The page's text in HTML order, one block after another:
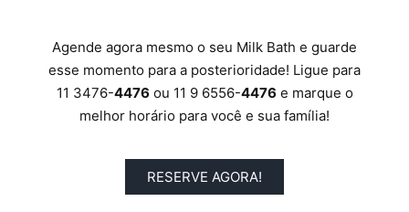
Agende agora mesmo o seu Milk Bath e guarde
esse momento para a posterioridade! Ligue para
11 3476-4476 ou 11 9 6556-4476 e marque o
melhor horário para você e sua família!
RESERVE AGORA!